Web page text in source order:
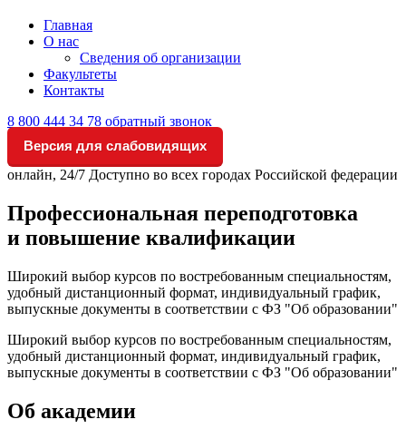
Главная
О нас
Сведения об организации
Факультеты
Контакты
8 800 444 34 78 обратный звонок
Версия для слабовидящих
онлайн, 24/7 Доступно во всех городах Российской федерации
Профессиональная переподготовка
и повышение квалификации
Широкий выбор курсов по востребованным специальностям,
удобный дистанционный формат, индивидуальный график,
выпускные документы в соответствии с ФЗ "Об образовании"
Широкий выбор курсов по востребованным специальностям,
удобный дистанционный формат, индивидуальный график,
выпускные документы в соответствии с ФЗ "Об образовании"
Об академии